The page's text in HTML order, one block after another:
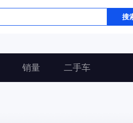
搜
销量 二手车